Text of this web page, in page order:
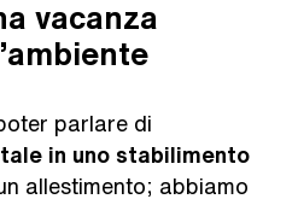
vacanza
parlare di
in uno stabilimento
allestimento; abbiamo